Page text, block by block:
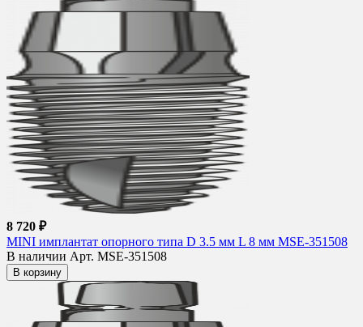
8 720 ₽
MINI имплантат опорного типа D 3.5 мм L 8 мм MSE-351508
В наличии Арт. MSE-351508
В корзину